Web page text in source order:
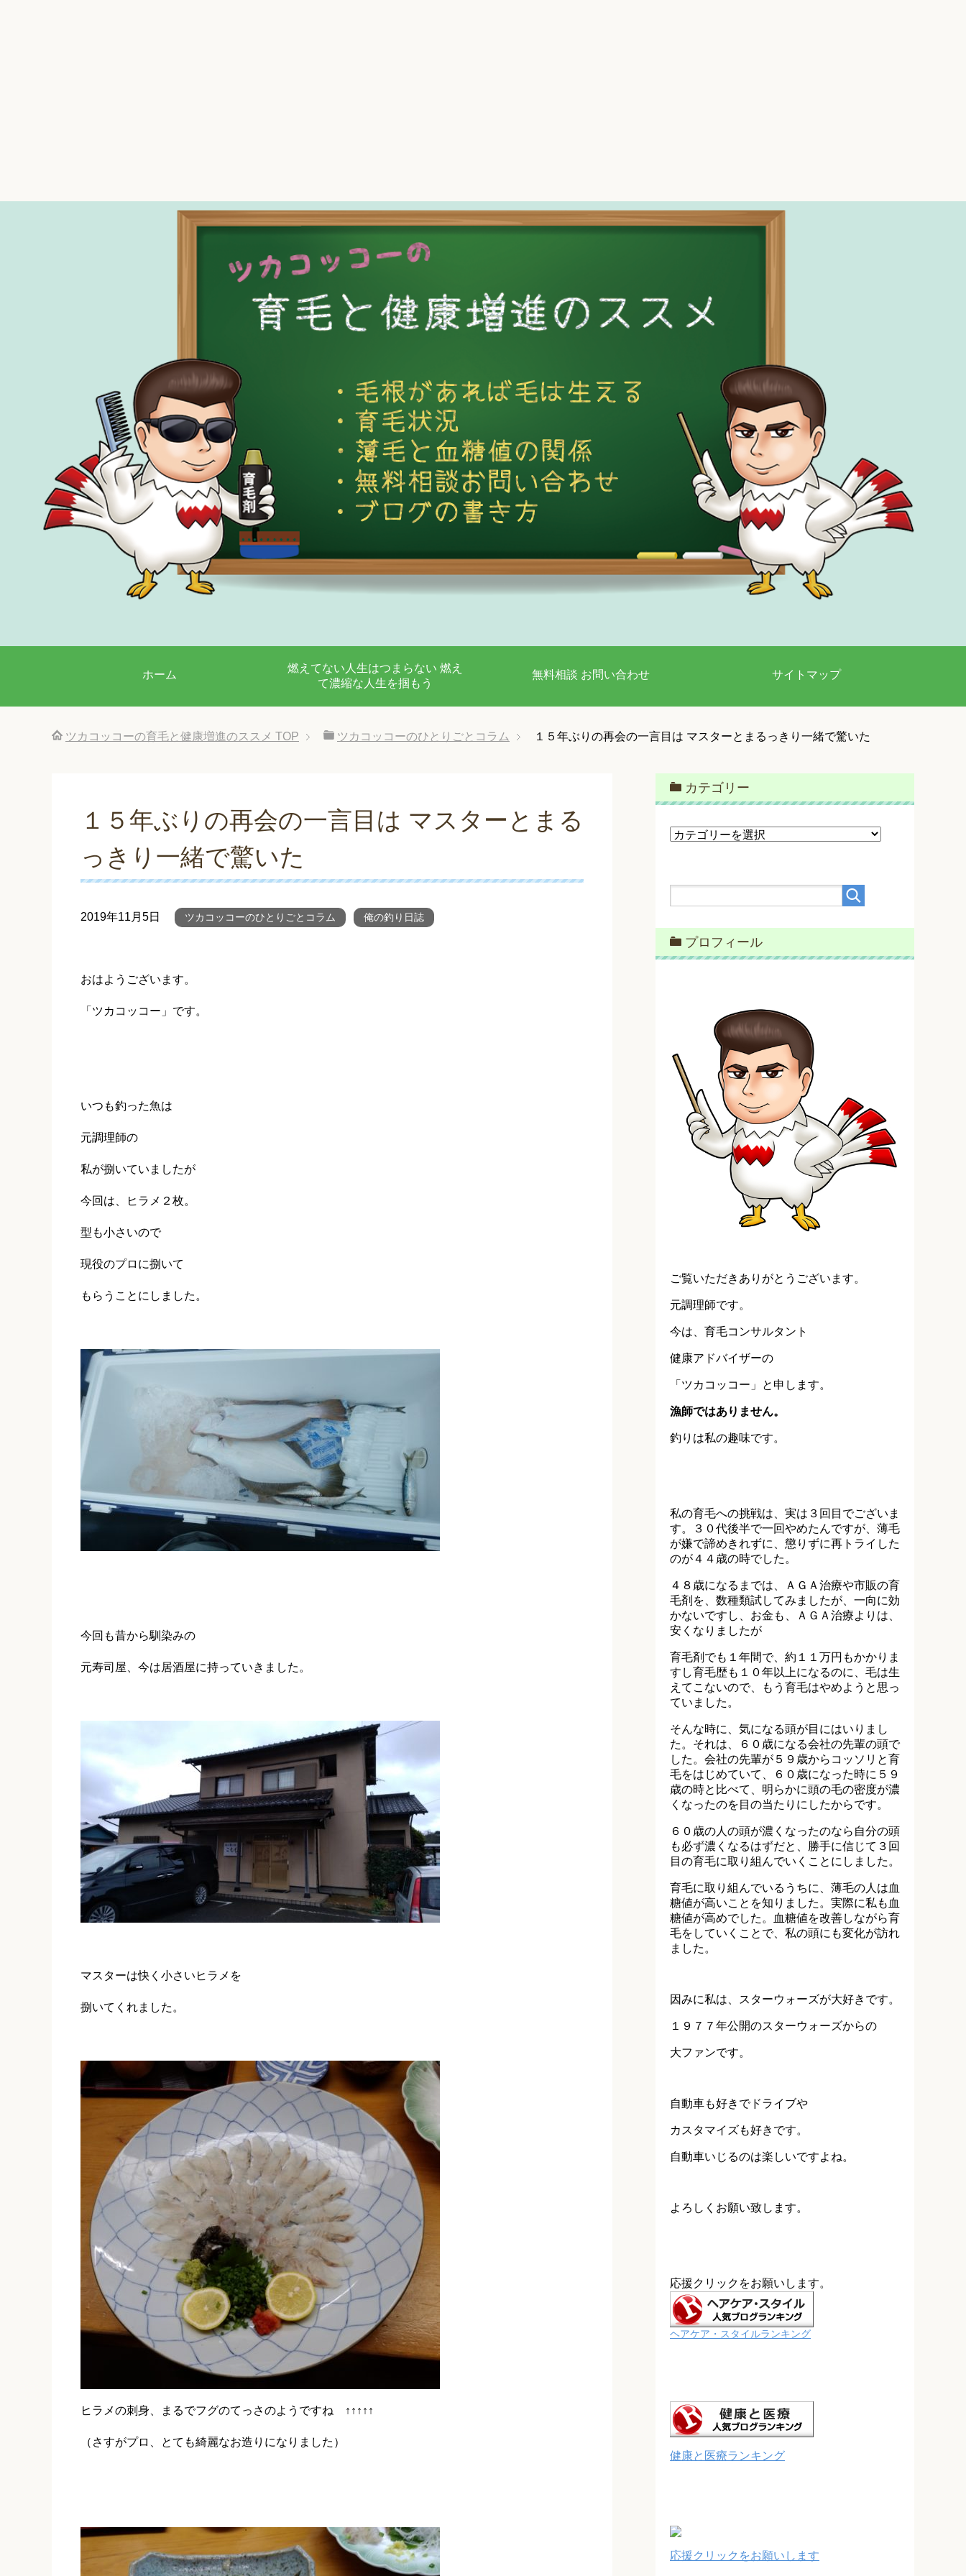
ホーム
燃えてない人生はつまらない 燃え
て濃縮な人生を掴もう
無料相談 お問い合わせ サイトマップ
ツカコッコーの育毛と健康増進のススメ TOP ツカコッコーのひとりごとコラム １５年ぶりの再会の一言目は マスターとまるっきり一緒で驚いた
１５年ぶりの再会の一言目は マスターとまる
っきり一緒で驚いた
2019年11月5日 ツカコッコーのひとりごとコラム 俺の釣り日誌
おはようございます。
「ツカコッコー」です。
いつも釣った魚は
元調理師の
私が捌いていましたが
今回は、ヒラメ２枚。
型も小さいので
現役のプロに捌いて
もらうことにしました。
今回も昔から馴染みの
元寿司屋、 今は居酒屋に持っていきました。
マスターは快く小さいヒラメを
捌いてくれました。
ヒラメの刺身、まるでフグのてっさのようですね ↑↑↑↑↑
（さすがプロ、とても綺麗なお造りになりました）
カテゴリー
カ
プロフィール
ご覧いただきありがとうございます。
元調理師です。
今は、育毛コンサルタント
健康アドバイザーの
「ツカコッコー」と申します。
漁師ではありません。
釣りは私の趣味です。
私の育毛への挑戦は、実は３回目でございま
す。３０代後半で一回やめたんですが、薄毛
が嫌で諦めきれずに、懲りずに再トライした
のが４４歳の時でした。
４８歳になるまでは、ＡＧＡ治療や市販の育
毛剤を、数種類試してみましたが、一向に効
かないですし、お金も、ＡＧＡ治療よりは、
安くなりましたが
育毛剤でも１年間で、約１１万円もかかりま
すし育毛歴も１０年以上になるのに、毛は生
えてこないので、もう育毛はやめようと思っ
ていました。
そんな時に、気になる頭が目にはいりまし
た。それは、６０歳になる会社の先輩の頭で
した。会社の先輩が５９歳からコッソリと育
毛をはじめていて、６０歳になった時に５９
歳の時と比べて、明らかに頭の毛の密度が濃
くなったのを目の当たりにしたからです。
６０歳の人の頭が濃くなったのなら自分の頭
も必ず濃くなるはずだと、勝手に信じて３回
目の育毛に取り組んでいくことにしました。
育毛に取り組んでいるうちに、薄毛の人は血
糖値が高いことを知りました。実際に私も血
糖値が高めでした。血糖値を改善しながら育
毛をしていくことで、私の頭にも変化が訪れ
ました。
因みに私は、スターウォーズが大好きです。
１９７７年公開のスターウォーズからの
大ファンです。
自動車も好きでドライブや
カスタマイズも好きです。
自動車いじるのは楽しいですよね。
よろしくお願い致します。
応援クリックをお願いします。
ヘアケア・スタイルランキング
健康と医療ランキング
応援クリックをお願いします